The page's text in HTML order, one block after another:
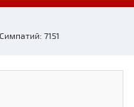
7151